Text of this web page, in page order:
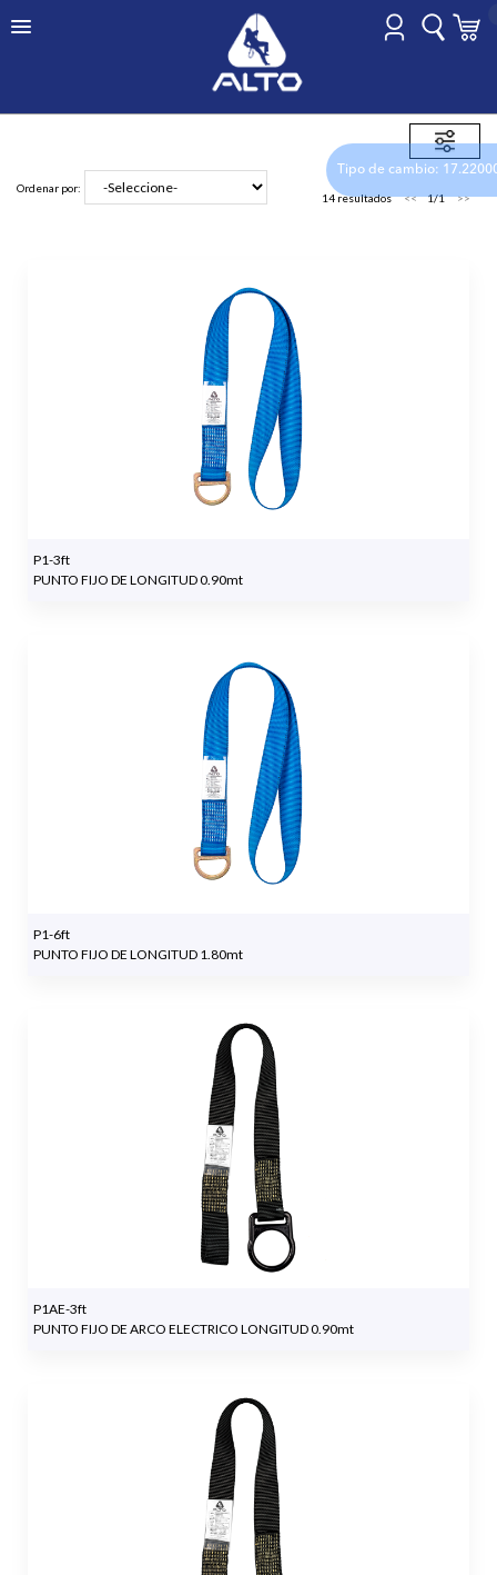
Tipo de cambio:
Ordenar por:
14 resultados 1/1
P1-3ft
PUNTO FIJO DE LONGITUD 0.90mt
P1-6ft
PUNTO FIJO DE LONGITUD 1.80mt
P1AE-3ft
PUNTO FIJO DE ARCO ELECTRICO LONGITUD 0.90mt